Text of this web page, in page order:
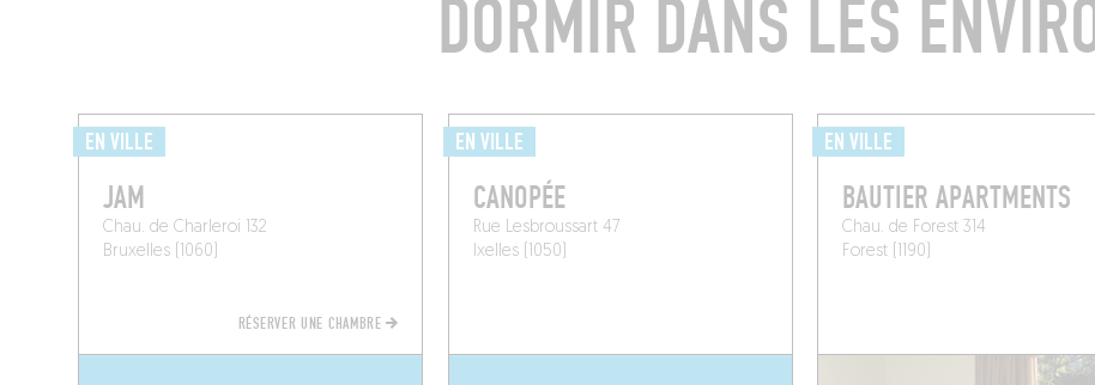
DORMIR DANS LES
EN VILLE
JAM
Chau. de Charleroi 132
Bruxelles (1060)
RÉSERVER UNE CHAMBRE
EN VILLE
CANOPÉE
Rue Lesbroussart 47
Ixelles (1050)
EN VILLE
BAUTIER APARTMENTS
Chau. de Forest 314
Forest (1190)